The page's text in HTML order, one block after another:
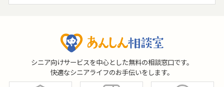
シニア向けサービスを中心とした無料の相談窓口です。
快適なシニアライフのお手伝いをします。